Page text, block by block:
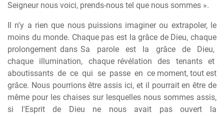
Seigneur nous voici, prends-nous tel que nous sommes ».
Il n'y a rien que nous puissions imaginer ou extrapoler, le
moins du monde. Chaque pas est la grâce de Dieu, chaque
prolongement dans Sa
parole est la grâce de
Dieu,
chaque
illumination, chaque révélation des tenants
et
aboutissants de ce qui se passe en ce moment, tout est
grâce. Nous pourrions être assis ici, et il pourrait en être de
même pour les chaises sur lesquelles nous sommes assis,
si l'Esprit de Dieu ne nous avait pas ouvert la